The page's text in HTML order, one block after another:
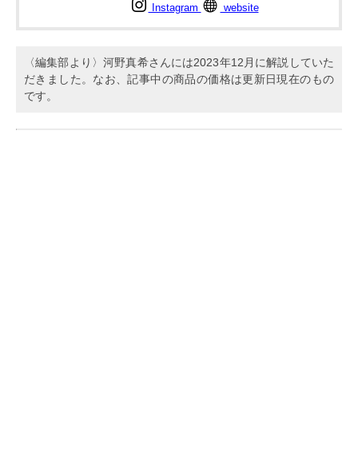
Instagram website
〈編集部より〉河野真希さんには2023年12月に解説していた
だきました。なお、記事中の商品の価格は更新日現在のもの
です。